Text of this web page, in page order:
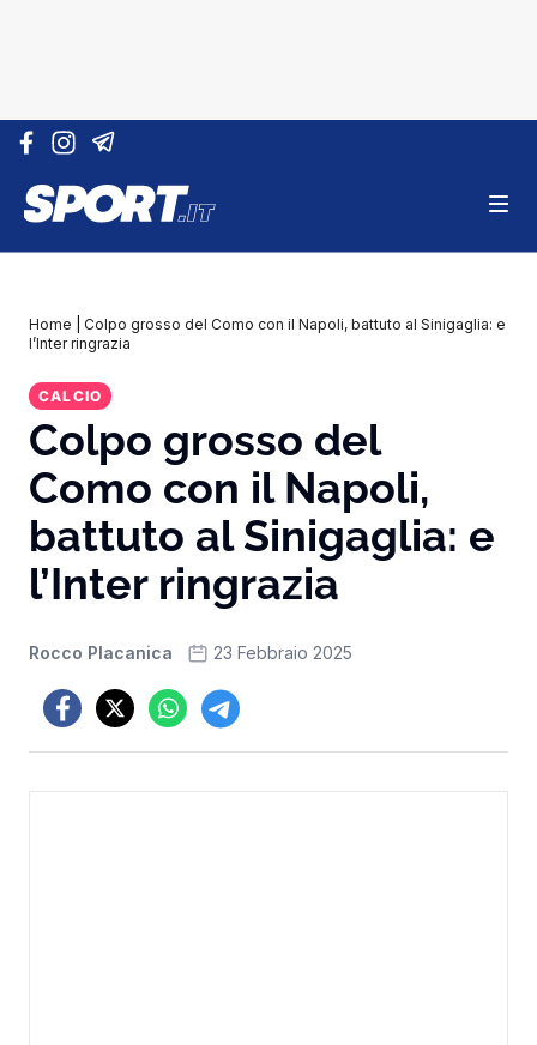
Vai al contenuto
Home
Colpo grosso del Como con il Napoli, battuto al Sinigaglia: e
l’Inter ringrazia
CALCIO
Colpo grosso del
Como con il Napoli,
battuto al Sinigaglia: e
l’Inter ringrazia
Rocco Placanica 23 Febbraio 2025